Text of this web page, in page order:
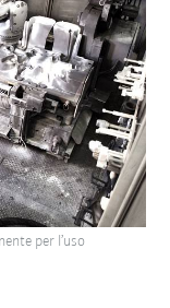
per l’uso